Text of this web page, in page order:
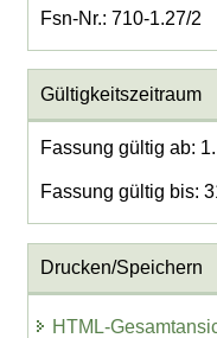
Fsn-Nr.: 710-1.27/2
Gültigkeitszeitraum
Fassung gültig ab:
Fassung gültig bis:
Drucken/Speichern
HTML-